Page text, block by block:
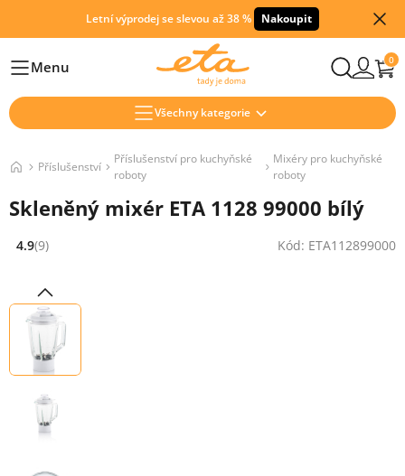
Letní výprodej se slevou až 38 % Nakoupit
HlavníMenu 0
Všechny kategorie
Příslušenství
Příslušenství pro kuchyňské
roboty
Mixéry pro kuchyňské
roboty
Skleněný mixér ETA 1128 99000 bílý
Hodnocení: 4.9 z 5 (9 recenzí)
4.9(9) Kód: ETA112899000